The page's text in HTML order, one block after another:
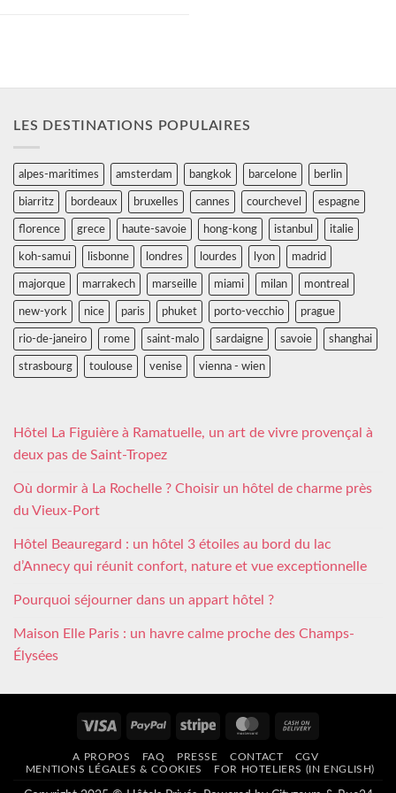
LES DESTINATIONS POPULAIRES
alpes-maritimes amsterdam bangkok barcelone berlin
biarritz bordeaux bruxelles cannes courchevel espagne
florence grece haute-savoie hong-kong istanbul italie
koh-samui lisbonne londres lourdes lyon madrid
majorque marrakech marseille miami milan montreal
new-york nice paris phuket porto-vecchio prague
rio-de-janeiro rome saint-malo sardaigne savoie shanghai
strasbourg toulouse venise vienna - wien
Hôtel La Figuière à Ramatuelle, un art de vivre provençal à
deux pas de Saint-Tropez
Où dormir à La Rochelle ? Choisir un hôtel de charme près
du Vieux-Port
Hôtel Beauregard : un hôtel 3 étoiles au bord du lac
d’Annecy qui réunit confort, nature et vue exceptionnelle
Pourquoi séjourner dans un appart hôtel ?
Maison Elle Paris : un havre calme proche des Champs-
Élysées
Visa PayPal Stripe MasterCard
Delivery
A PROPOS FAQ PRESSE CONTACT
CGV
MENTIONS LÉGALES & COOKIES
FOR HOTELIERS (IN ENGLISH)